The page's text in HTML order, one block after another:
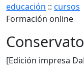
educación :: cursos
Formación online
[Edición impresa